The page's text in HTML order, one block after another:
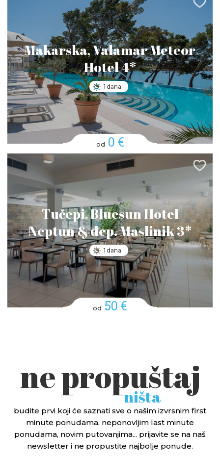
Makarska, Valamar Meteor
Hotel 4*
1 dana
od 0 €
Tučepi, Bluesun Hotel
Neptun & dep. Maslinik 3*
1 dana
od 50 €
ne propuštaj
ništa
budite prvi koji će saznati sve o našim izvrsnim first
minute ponudama, neponovljim last minute
ponudama, novim putovanjima... prijavite se na naš
newsletter i ne propustite najbolje ponude.